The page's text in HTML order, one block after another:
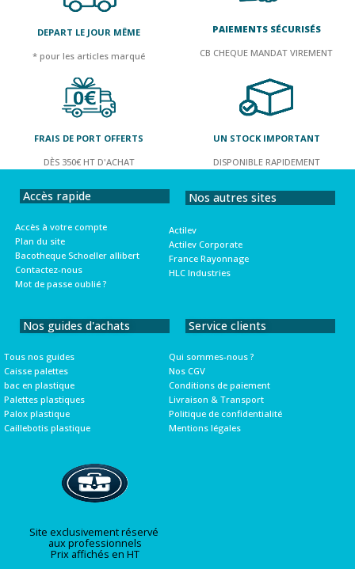
DEPART LE JOUR MÊME
* pour les articles marqué
PAIEMENTS SÉCURISÉS
CB CHEQUE MANDAT VIREMENT
FRAIS DE PORT OFFERTS
DÈS 350€ HT D'ACHAT
UN STOCK IMPORTANT
DISPONIBLE RAPIDEMENT
Accès rapide
Accès à votre compte
Plan du site
Bacotheque Schoeller allibert
Contactez-nous
Mot de passe oublié ?
Nos autres sites
Actilev
Actilev Corporate
France Rayonnage
HLC Industries
Nos guides d'achats
Tous nos guides
Caisse palettes
bac en plastique
Palettes plastiques
Palox plastique
Caillebotis plastique
Service clients
Qui sommes-nous ?
Nos CGV
Conditions de paiement
Livraison & Transport
Politique de confidentialité
Mentions légales
Site exclusivement réservé
aux professionnels
Prix affichés en HT